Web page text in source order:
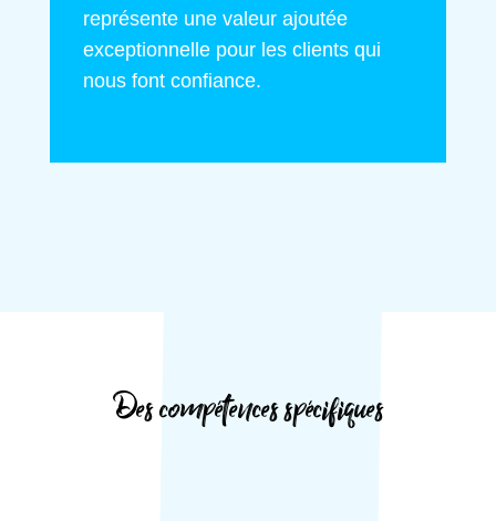
représente une valeur ajoutée
exceptionnelle pour les clients qui
nous font confiance.
Des compétences spécifiques